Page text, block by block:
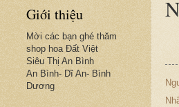
Giới thiệu
Mời các bạn ghé thăm
shop hoa Đất Việt
Siêu Thị An Bình
An Bình- Dĩ An- Bình
Dương